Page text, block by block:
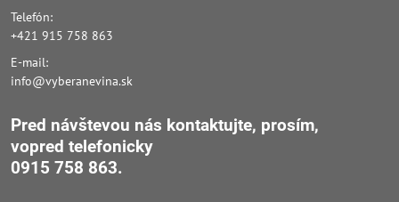
Telefón:
+421 915 758 863
E-mail:
info@vyberanevina.sk
Pred návštevou nás kontaktujte, prosím,
vopred telefonicky
0915 758 863.